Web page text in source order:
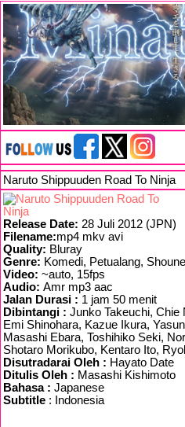
Naruto Shippuuden Road To Ninja
Release Date: 28 Juli 2012 (JPN)
Filename:mp4 mkv avi
Quality: Bluray
Genre: Komedi, Petualang,
Video: ~auto, 15fps
Audio: Amr mp3 aac
Jalan Durasi : 1 jam 50 menit
Dibintangi : Junko Takeuchi, Chie
Emi Shinohara, Kazue Ikura,
Masashi Ebara, Toshihiko Seki,
Shotaro Morikubo, Kentaro Ito,
Disutradarai Oleh : Hayato Date
Ditulis Oleh : Masashi Kishimoto
Bahasa : Japanese
Subtitle : Indonesia